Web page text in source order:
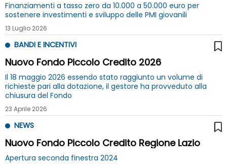
Finanziamenti a tasso zero da 10.000 a 50.000 euro per
sostenere investimenti e sviluppo delle PMI giovanili
13 Luglio 2026
BANDI E INCENTIVI
Nuovo Fondo Piccolo Credito 2026
Il 18 maggio 2026 essendo stato raggiunto un volume di
richieste pari alla dotazione, il gestore ha provveduto alla
chiusura del Fondo
23 Aprile 2026
NEWS
Nuovo Fondo Piccolo Credito Regione Lazio
Apertura seconda finestra 2024